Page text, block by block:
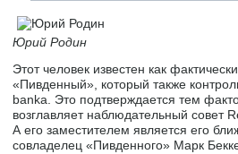
Юрий Родин
Этот человек известен как
«Пивденный», который также
banka. Это подтверждается тем
возглавляет наблюдательный совет
А его заместителем является его
совладелец «Пивденного» Марк